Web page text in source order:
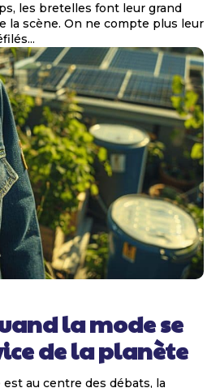
les bretelles font leur grand
la scène. On ne compte plus leur
la mode se
de la planète
au centre des débats, la